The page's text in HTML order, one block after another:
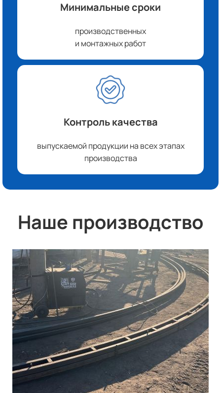
Минимальные сроки
производственных
и монтажных работ
Контроль качества
выпускаемой продукции на всех этапах
производства
Наше производство